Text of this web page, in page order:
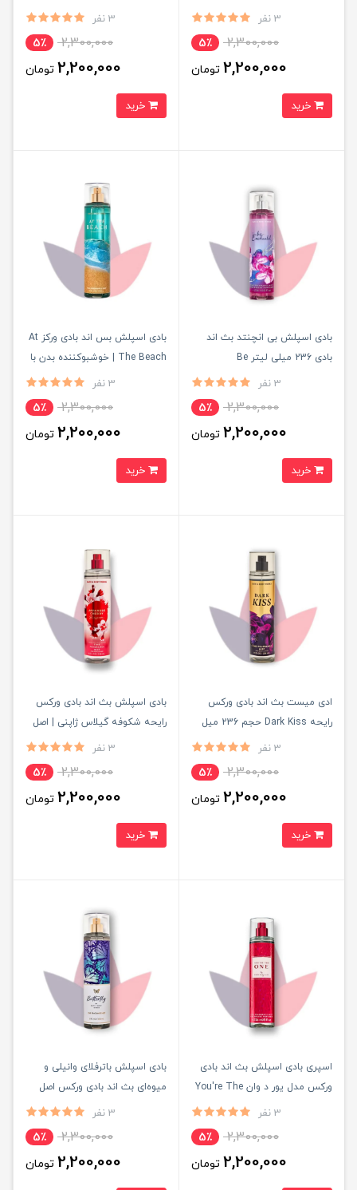
Gingham Bath and Body Works
3 نفر
2,300,000 5٪
2,200,000 تومان
Platinum Bath and Body Works
3 نفر
2,300,000 5٪
2,200,000 تومان
بادی اسپلش بی انچنتد بث اند
بادی 236 میلی لیتر Be
3 نفر
2,300,000 5٪
2,200,000 تومان
بادی اسپلش بس اند بادی ورکز At
The Beach | خوشبوکننده بدن با
رایحه خنک، ساحلی و آرامش‌بخش
3 نفر
2,300,000 5٪
2,200,000 تومان
ادی میست بث اند بادی ورکس
رایحه Dark Kiss حجم 236 میل
3 نفر
2,300,000 5٪
2,200,000 تومان
بادی اسپلش بث اند بادی ورکس
رایحه شکوفه گیلاس ژاپنی | اصل
3 نفر
2,300,000 5٪
2,200,000 تومان
اسپری بادی اسپلش بث اند بادی
ورکس مدل یور د وان You're The
3 نفر
2,300,000 5٪
2,200,000 تومان
بادی اسپلش باترفلای وانیلی و
میوه‌ای بث اند بادی ورکس اصل
3 نفر
2,300,000 5٪
2,200,000 تومان